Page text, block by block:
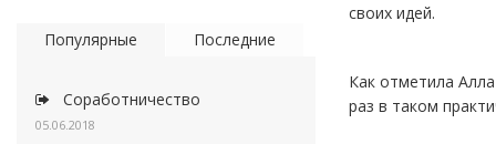
Популярные Последние
Соработничество
05.06.2018
своих идей.
Как отметила
раз в таком